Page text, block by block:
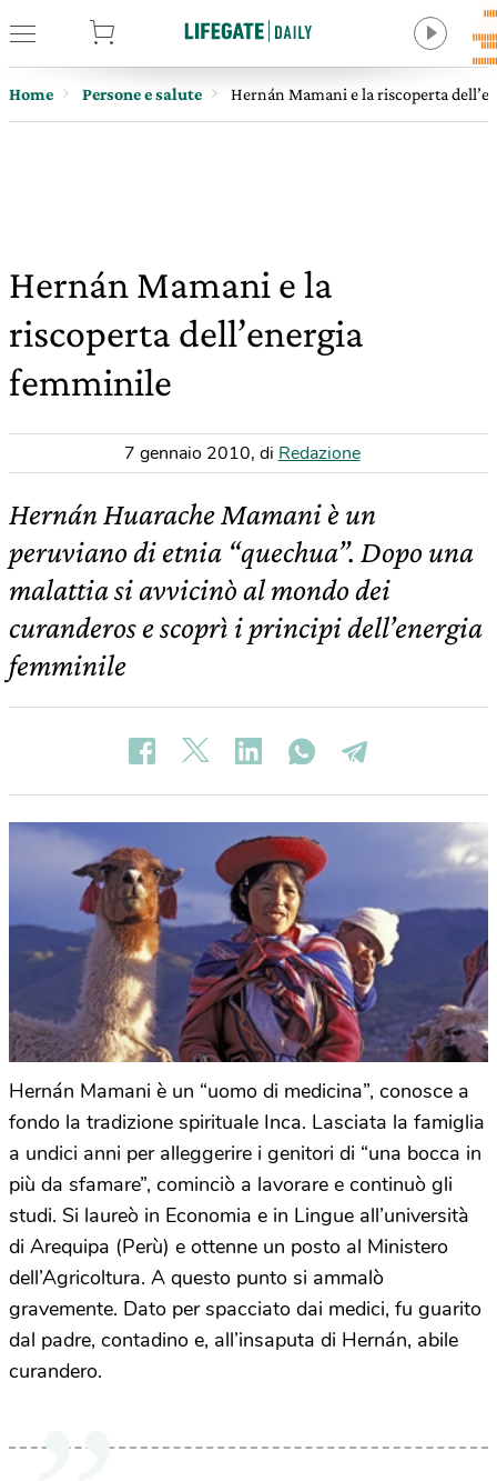
Home Persone e salute Hernán Mamani e la riscoperta
Hernán Mamani e la
riscoperta dell’energia
femminile
7 gennaio 2010, di Redazione
Hernán Huarache Mamani è un
peruviano di etnia “quechua”. Dopo una
malattia si avvicinò al mondo dei
curanderos e scoprì i principi dell’energia
femminile
Hernán Mamani è un “uomo di medicina”, conosce a
fondo la tradizione spirituale Inca. Lasciata la famiglia
a undici anni per alleggerire i genitori di “una bocca in
più da sfamare”, cominciò a lavorare e continuò gli
studi. Si laureò in Economia e in Lingue all’università
di Arequipa (Perù) e ottenne un posto al Ministero
dell’Agricoltura. A questo punto si ammalò
gravemente. Dato per spacciato dai medici, fu guarito
dal padre, contadino e, all’insaputa di Hernán, abile
curandero.